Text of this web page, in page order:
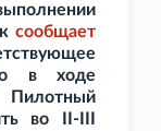
сообщает
в ходе
Пилотный
во II-III